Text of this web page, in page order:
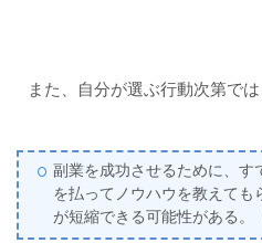
また、自分が選ぶ行動次第では
副業を成功させるために、す
を払ってノウハウを教えても
が短縮できる可能性がある。